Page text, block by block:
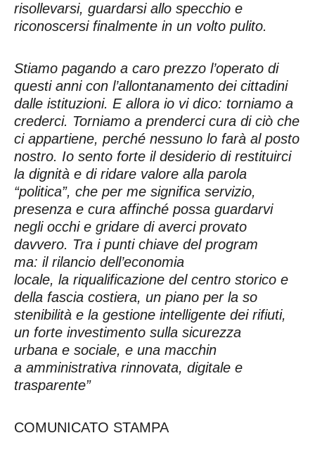
risollevarsi, guardarsi allo specchio e
riconoscersi finalmente in un volto pulito.
Stiamo pagando a caro prezzo l’operato di
questi anni con l’allontanamento dei cittadini
dalle istituzioni. E allora io vi dico: torniamo a
crederci. Torniamo a prenderci cura di ciò che
ci appartiene, perché nessuno lo farà al posto
nostro. Io sento forte il desiderio di restituirci
la dignità e di ridare valore alla parola
“politica”, che per me significa servizio,
presenza e cura affinché possa guardarvi
negli occhi e gridare di averci provato
davvero. Tra i punti chiave del program
ma: il rilancio dell’economia
locale, la riqualificazione del centro storico e
della fascia costiera, un piano per la so
stenibilità e la gestione intelligente dei rifiuti,
un forte investimento sulla sicurezza
urbana e sociale, e una macchin
a amministrativa rinnovata, digitale e
trasparente”
COMUNICATO STAMPA